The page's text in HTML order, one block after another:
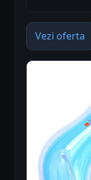
Vezi oferta